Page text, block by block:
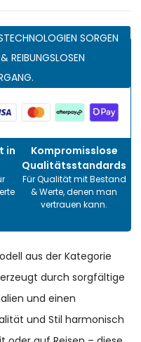
SORGEN
REIBUNGSLOSEN
in
Kompromisslose
Qualitätsstandards
Für Qualität mit Bestand
& Werte, denen man
vertrauen kann.
aus der Kategorie
durch sorgfältige
und einen
und Stil harmonisch